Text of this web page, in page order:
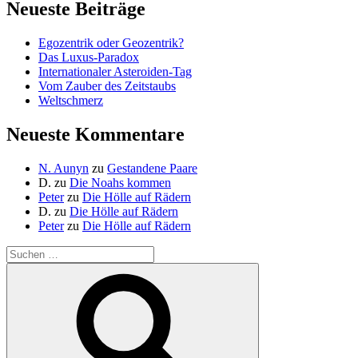
Neueste Beiträge
Egozentrik oder Geozentrik?
Das Luxus-Paradox
Internationaler Asteroiden-Tag
Vom Zauber des Zeitstaubs
Weltschmerz
Neueste Kommentare
N. Aunyn zu Gestandene Paare
D. zu Die Noahs kommen
Peterzu Die Hölle auf Rädern
D. zu Die Hölle auf Rädern
Peterzu Die Hölle auf Rädern
Suche
nach: